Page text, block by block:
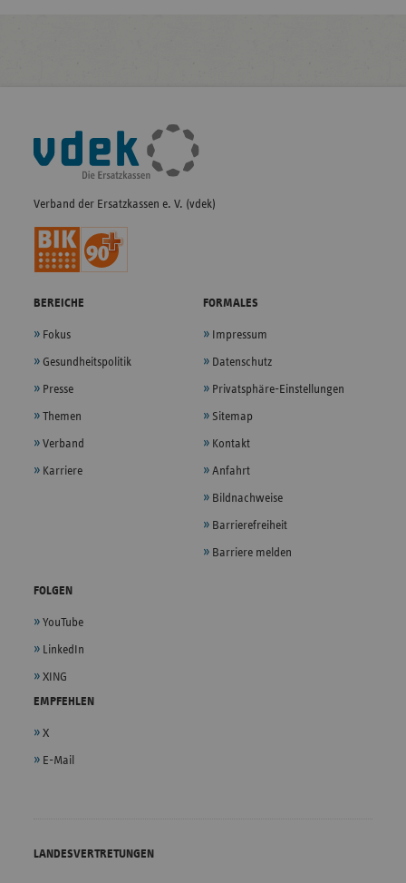
Fußleisten-
Navigation
Verband der Ersatzkassen e. V. (vdek)
BEREICHE
Fokus
Gesundheitspolitik
Presse
Themen
Verband
Karriere
FORMALES
Impressum
Datenschutz
Privatsphäre-Einstellungen
Sitemap
Kontakt
Anfahrt
Bildnachweise
Barrierefreiheit
Barriere melden
FOLGEN
YouTube
LinkedIn
XING
EMPFEHLEN
X
E-Mail
LANDESVERTRETUNGEN